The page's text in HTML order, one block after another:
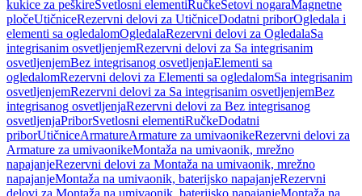
kukice za peškireSvetlosni elementiRučkeSetovi nogaraMagnetne
pločeUtičniceRezervni delovi za UtičniceDodatni priborOgledala i
elementi sa ogledalomOgledalaRezervni delovi za OgledalaSa
integrisanim osvetljenjemRezervni delovi za Sa integrisanim
osvetljenjemBez integrisanog osvetljenjaElementi sa
ogledalomRezervni delovi za Elementi sa ogledalomSa integrisanim
osvetljenjemRezervni delovi za Sa integrisanim osvetljenjemBez
integrisanog osvetljenjaRezervni delovi za Bez integrisanog
osvetljenjaPriborSvetlosni elementiRučkeDodatni
priborUtičniceArmatureArmature za umivaonikeRezervni delovi za
Armature za umivaonikeMontaža na umivaonik, mrežno
napajanjeRezervni delovi za Montaža na umivaonik, mrežno
napajanjeMontaža na umivaonik, baterijsko napajanjeRezervni
delovi za Montaža na umivaonik, baterijsko napajanjeMontaža na